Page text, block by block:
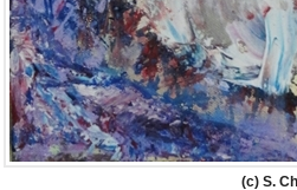
(c) S.